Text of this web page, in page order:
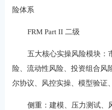
险体系
FRM Part II 二级
五大核心实操风险模块：
险、流动性风险、投资组合风
尔协议、风控实操、模型验证
侧重：建模、压力测试、